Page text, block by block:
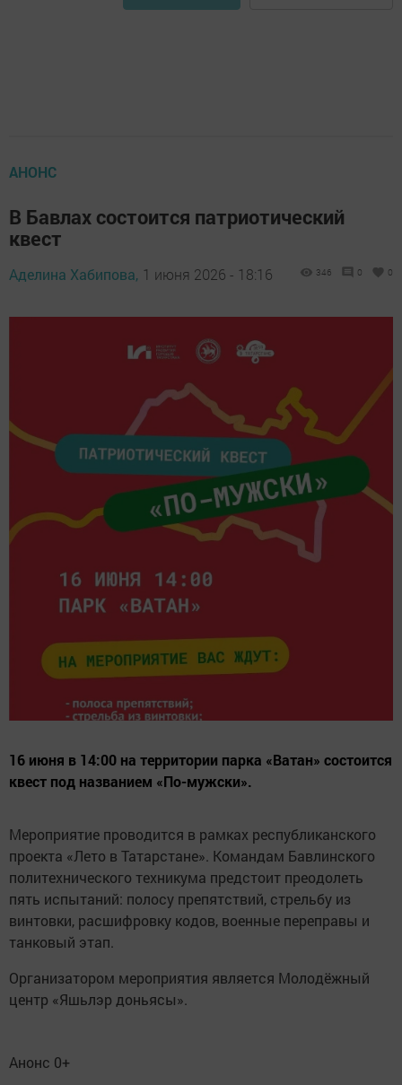
АНОНС
В Бавлах состоится патриотический
квест
Аделина Хабипова, 1 июня 2026 - 18:16 346 0 0
16 июня в 14:00 на территории парка «Ватан» состоится
квест под названием «По-мужски».
Мероприятие проводится в рамках республиканского
проекта «Лето в Татарстане». Командам Бавлинского
политехнического техникума предстоит преодолеть
пять испытаний: полосу препятствий, стрельбу из
винтовки, расшифровку кодов, военные переправы и
танковый этап.
Организатором мероприятия является Молодёжный
центр «Яшьлэр доньясы».
Анонс 0+